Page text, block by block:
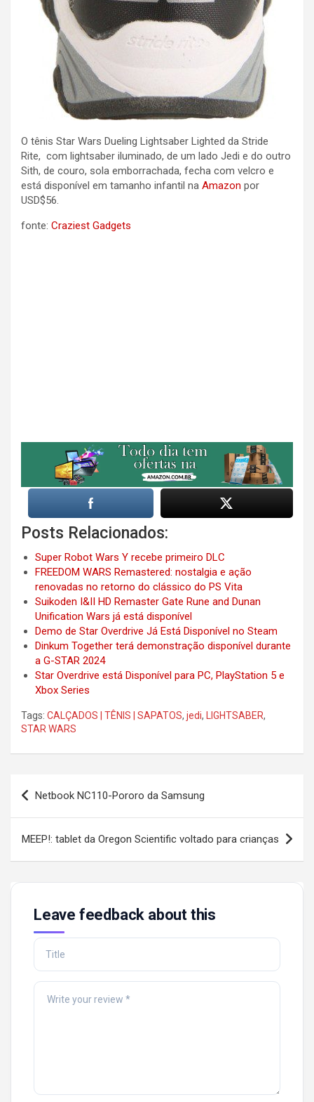
O tênis Star Wars Dueling Lightsaber Lighted da Stride
Rite, com lightsaber iluminado, de um lado Jedi e do outro
Sith, de couro, sola emborrachada, fecha com velcro e
está disponível em tamanho infantil na Amazon por
USD$56.
fonte: Craziest Gadgets
Posts Relacionados:
Super Robot Wars Y recebe primeiro DLC
FREEDOM WARS Remastered: nostalgia e ação
renovadas no retorno do clássico do PS Vita
Suikoden I&II HD Remaster Gate Rune and Dunan
Unification Wars já está disponível
Demo de Star Overdrive Já Está Disponível no Steam
Dinkum Together terá demonstração disponível durante
a G-STAR 2024
Star Overdrive está Disponível para PC, PlayStation 5 e
Xbox Series
Tags: CALÇADOS | TÊNIS | SAPATOS, jedi, LIGHTSABER,
STAR WARS
Post
navigation
Netbook NC110-Pororo da Samsung
MEEP!: tablet da Oregon Scientific voltado para crianças
Leave feedback about this